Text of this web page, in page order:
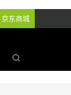
京东商城